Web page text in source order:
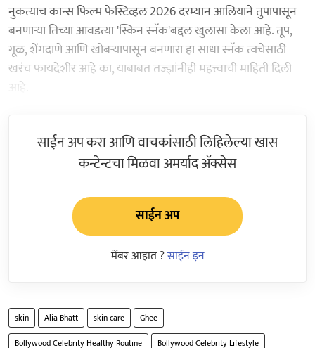
नुकत्याच कान्स फिल्म फेस्टिव्हल 2026 दरम्यान आलियाने तुपापासून
बनणाऱ्या तिच्या आवडत्या 'स्किन स्नॅक'बद्दल खुलासा केला आहे. तूप,
गूळ, शेंगदाणे आणि खोबऱ्यापासून बनणारा हा साधा स्नॅक त्वचेसाठी
खरंच फायदेशीर आहे का, याबाबत तज्ज्ञांनीही महत्त्वाची माहिती दिली
आहे.
साईन अप करा आणि वाचकांसाठी लिहिलेल्या खास
कन्टेन्टचा मिळवा अमर्याद ॲक्सेस
साईन अप
मेंबर आहात ?साईन इन
skin Alia Bhatt skin care
Ghee
Bollywood Celebrity Healthy Routine
Bollywood Celebrity Lifestyle